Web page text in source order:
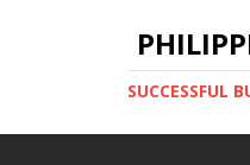
SUCCESSFUL